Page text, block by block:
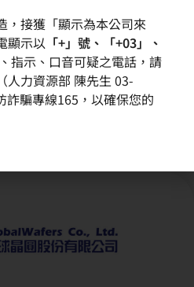
，接獲「顯示為本公司來
顯示以 「+」號、「+03」、
指示、口音可疑之電話，請
人力資源部 陳先生 03-
詐騙專線165，以確保您的